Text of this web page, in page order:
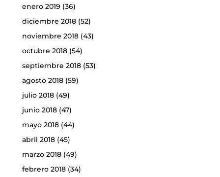
enero 2019 (36)
diciembre 2018(52)
noviembre 2018(43)
octubre 2018(54)
septiembre 2018(53)
agosto 2018(59)
julio 2018(49)
junio 2018(47)
mayo 2018(44)
abril 2018(45)
marzo 2018(49)
febrero 2018(34)